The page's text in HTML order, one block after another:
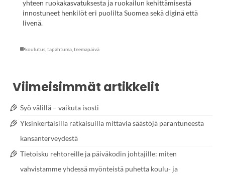
yhteen ruokakasvatuksesta ja ruokailun kehittämisestä
innostuneet henkilöt eri puolilta Suomea sekä diginä että
livenä.
koulutus tapahtuma teemapäivä
Viimeisimmät artikkelit
Syö välillä – vaikuta isosti
Yksinkertaisilla ratkaisuilla mittavia säästöjä parantuneesta
kansanterveydestä
Tietoisku rehtoreille ja päiväkodin johtajille: miten
vahvistamme yhdessä myönteistä puhetta koulu- ja